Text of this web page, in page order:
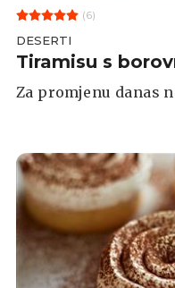
(6)
DESERTI
Tiramisu s
Za promjenu danas